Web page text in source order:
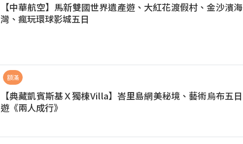
【中華航空】馬新雙國世界遺產遊、大紅花渡假村、金沙濱海
灣、瘋玩環球影城五日
額滿
【典藏凱賓斯基Ｘ獨棟Villa】峇里島網美秘境、藝術烏布五日
遊《兩人成行》